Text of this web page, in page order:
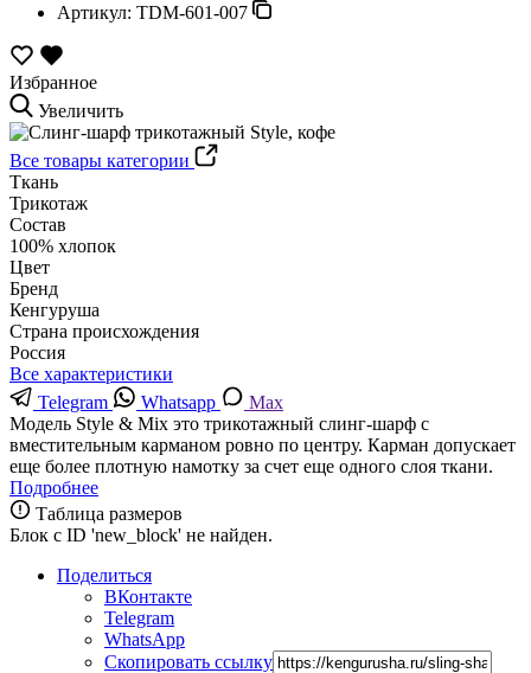
Артикул: TDM-601-007
Избранное
Увеличить
Все товары категории
Ткань
Трикотаж
Состав
100% хлопок
Цвет
Бренд
Кенгуруша
Страна происхождения
Россия
Все характеристики
Telegram
Whatsapp
Max
Модель Style & Mix это трикотажный слинг-шарф с
вместительным карманом ровно по центру. Карман допускает
еще более плотную намотку за счет еще одного слоя ткани.
Подробнее
Таблица размеров
Блок с ID 'new_block' не найден.
Поделиться
ВКонтакте
Telegram
WhatsApp
Скопировать ссылку